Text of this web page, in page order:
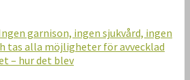
garnison, ingen sjukvård, ingen
tas alla möjligheter för avvecklad
– hur det blev